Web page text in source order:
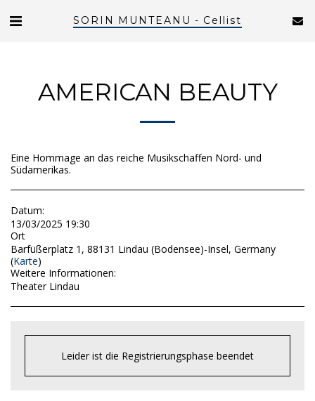
SORIN MUNTEANU - Cellist
AMERICAN BEAUTY
Eine Hommage an das reiche Musikschaffen Nord- und
Südamerikas.
Datum:
13/03/2025 19:30
Ort
Barfüßerplatz 1, 88131 Lindau (Bodensee)-Insel, Germany
(Karte)
Weitere Informationen:
Theater Lindau
Leider ist die Registrierungsphase beendet